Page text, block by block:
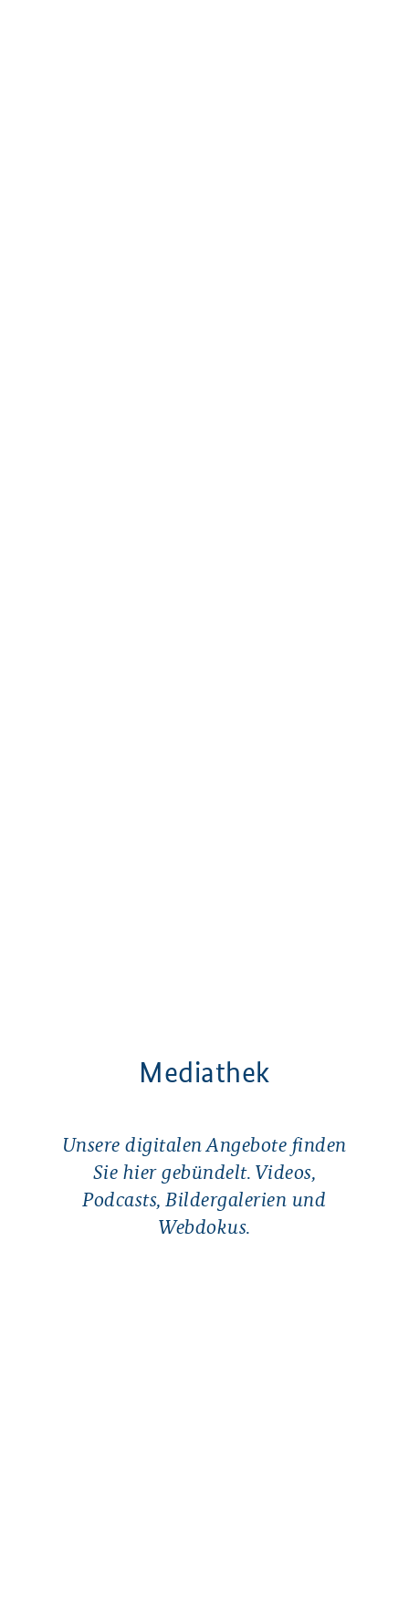
Mediathek
Unsere digitalen Angebote finden
Sie hier gebündelt. Videos,
Podcasts, Bildergalerien und
Webdokus.